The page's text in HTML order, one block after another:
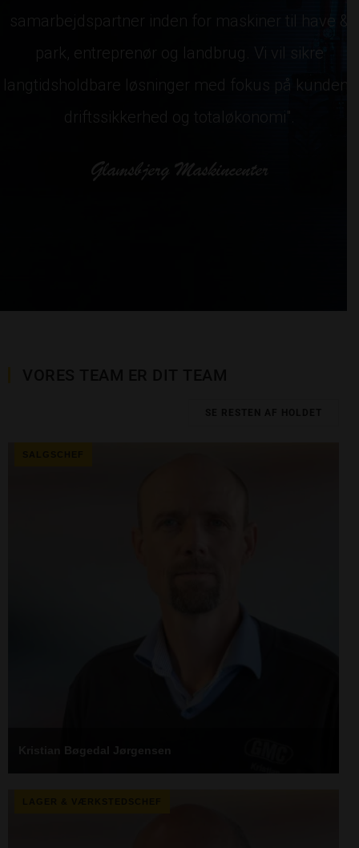
samarbejdspartner inden for maskiner til have &
park, entreprenør og landbrug. Vi vil sikre
langtidsholdbare løsninger med fokus på kundens
driftssikkerhed og totaløkonomi".
Kristian Bøgedal Jørgensen